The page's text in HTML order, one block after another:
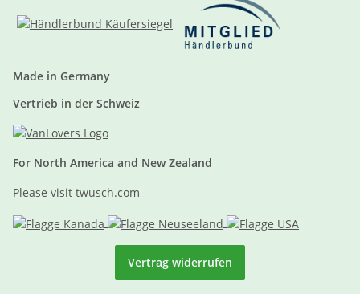
Made in Germany
Vertrieb in der Schweiz
For North America and New Zealand
Please visit twusch.com
Vertrag widerrufen